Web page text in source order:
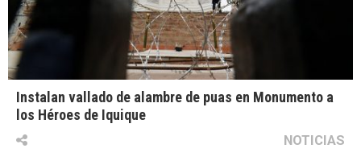
Instalan vallado de alambre de puas en Monumento a
los Héroes de Iquique
NOTICIAS